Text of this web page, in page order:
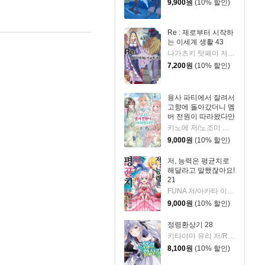
9,900원 (10% 할인)
Re : 제로부터 시작하
는 이세계 생활 43
나가츠키 탓페이 저/오츠카 신이치로 그림
7,200원 (10% 할인)
용사 파티에서 잘려서
고향에 돌아갔더니 멤
버 전원이 따라왔다만
5
9,000원 (10% 할인)
저, 능력은 평균치로
해달라고 말했잖아요!
21
FUNA 저/아카타 이츠키 그림/조민정 역
9,000원 (10% 할인)
정령환상기 28
8,100원 (10% 할인)